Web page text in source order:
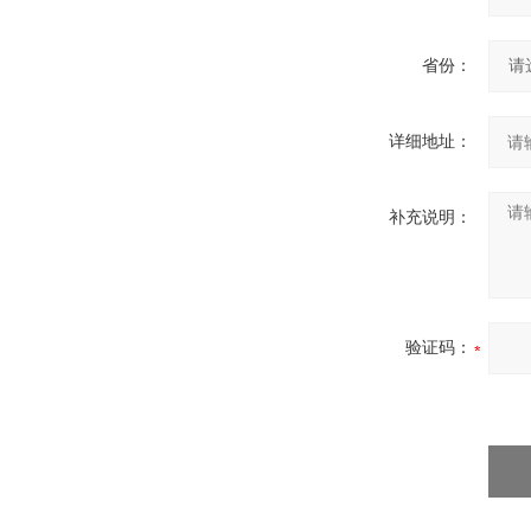
省份：
详细地址：
补充说明：
验证码：